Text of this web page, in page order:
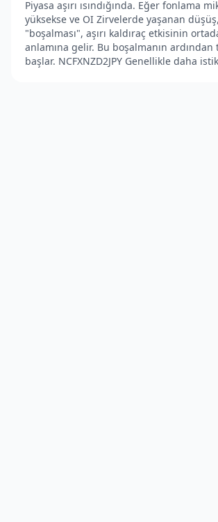
Piyasa aşırı ısındığında. Eğer fonlama
yüksekse ve OI Zirvelerde yaşanan
"boşalması", aşırı kaldıraç etkisinin
anlamına gelir. Bu boşalmanın
başlar. NCFXNZD2JPY Genellikle daha